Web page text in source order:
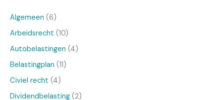
Algemeen (6)
Arbeidsrecht (10)
Autobelastingen (4)
Belastingplan (11)
Civiel recht (4)
Dividendbelasting (2)